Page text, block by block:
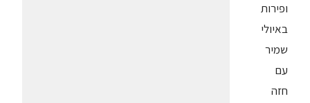
ופירות
באיולי
שמיר
עם
חזה